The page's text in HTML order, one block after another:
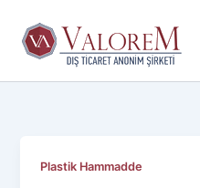
Plastik Hammadde